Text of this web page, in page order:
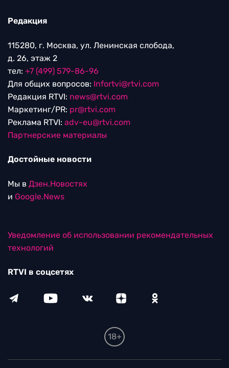
Редакция
115280, г. Москва, ул. Ленинская слобода,
д. 26, этаж 2
тел: +7 (499) 579-86-96
Для общих вопросов: Infortvi@rtvi.com
Редакция RTVI: news@rtvi.com
Маркетинг/PR: pr@rtvi.com
Реклама RTVI: adv-eu@rtvi.com
Партнерские материалы
Достойные новости
Мы в Дзен.Новостях
и Google.News
Уведомление об использовании рекомендательных
технологий
RTVI в соцсетях
18+